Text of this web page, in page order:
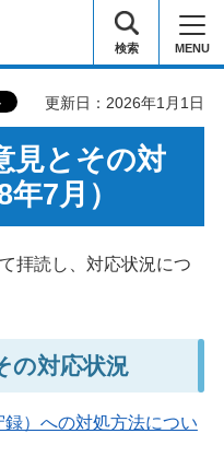
検索 MENU
更新日：2026年1月1日
見とその対
7月）
拝読し、対応状況につ
の対応状況
）への対処方法につい